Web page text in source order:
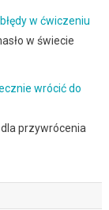
w ćwiczeniu
w świecie
wrócić do
przywrócenia